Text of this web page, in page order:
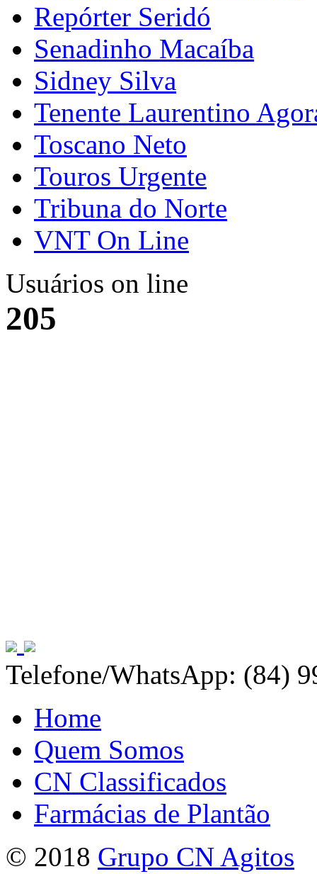
Repórter Seridó
Senadinho Macaíba
Sidney Silva
Tenente Laurentino
Toscano Neto
Touros Urgente
Tribuna do Norte
VNT On Line
Usuários on line
205
Telefone/WhatsApp: (84)
Home
Quem Somos
CN Classificados
Farmácias de Plantão
© 2018 Grupo CN Agitos